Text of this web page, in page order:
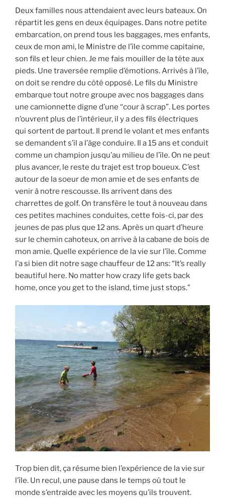
Deux familles nous attendaient avec leurs bateaux. On
répartit les gens en deux équipages. Dans notre petite
embarcation, on prend tous les baggages, mes enfants,
ceux de mon ami, le Ministre de l’île comme capitaine,
son fils et leur chien. Je me fais mouiller de la tête aux
pieds. Une traversée remplie d’émotions. Arrivés à l’île,
on doit se rendre du côté opposé. Le fils du Ministre
embarque tout notre groupe avec nos baggages dans
une camionnette digne d’une “cour à scrap”. Les portes
n’ouvrent plus de l’intérieur, il y a des fils électriques
qui sortent de partout. Il prend le volant et mes enfants
se demandent s’il a l’âge conduire. Il a 15 ans et conduit
comme un champion jusqu’au milieu de l’île. On ne peut
plus avancer, le reste du trajet est trop boueux. C’est
autour de la soeur de mon amie et de ses enfants de
venir à notre rescousse. Ils arrivent dans des
charrettes de golf. On transfère le tout à nouveau dans
ces petites machines conduites, cette fois-ci, par des
jeunes de pas plus que 12 ans. Après un quart d’heure
sur le chemin cahoteux, on arrive à la cabane de bois de
mon amie. Quelle expérience de la vie sur l’île. Comme
l’a si bien dit notre sage chauffeur de 12 ans: “It’s really
beautiful here. No matter how crazy life gets back
home, once you get to the island, time just stops.”
Trop bien dit, ça résume bien l’expérience de la vie sur
l’île. Un recul, une pause dans le temps où tout le
monde s’entraide avec les moyens qu’ils trouvent.